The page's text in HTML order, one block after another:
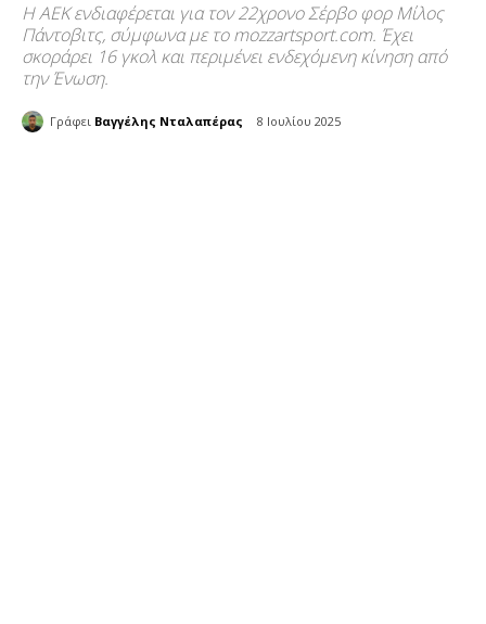
Η ΑΕΚ ενδιαφέρεται για τον 22χρονο Σέρβο φορ Μίλος
Πάντοβιτς, σύμφωνα με το mozzartsport.com. Έχει
σκοράρει 16 γκολ και περιμένει ενδεχόμενη κίνηση από
την Ένωση.
Γράφει Βαγγέλης Νταλαπέρας 8 Ιουλίου 2025